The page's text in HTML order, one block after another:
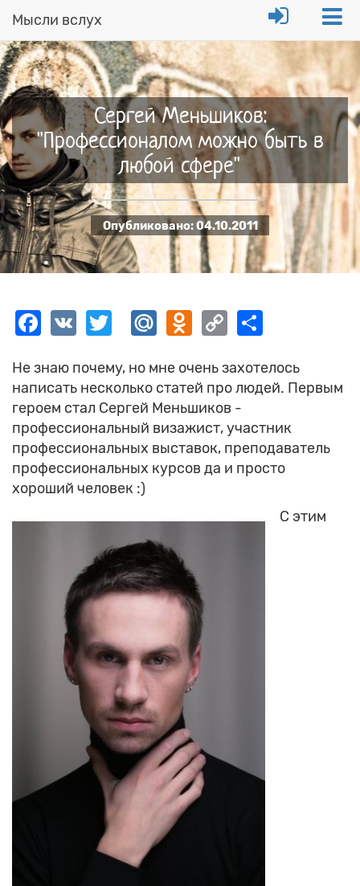
Перейти
к
основному
содержанию
Мысли вслух
Сергей Меньшиков:
"Профессионалом можно быть в
любой сфере"
Опубликовано:04.10.2011
Facebook
VK TwitterMail.Ru
Odnoklassniki
Copy
Не знаю почему, но мне очень захотелось
написать несколько статей про людей. Первым
героем стал Сергей Меньшиков -
профессиональный визажист, участник
профессиональных выставок, преподаватель
профессиональных курсов да и просто
хороший человек :)
С этим